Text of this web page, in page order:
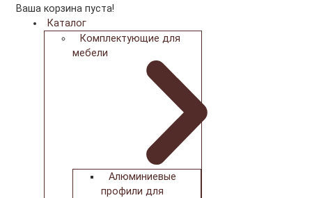
Ваша корзина пуста!
Каталог
Комплектующие для
мебели
Алюминиевые
профили для